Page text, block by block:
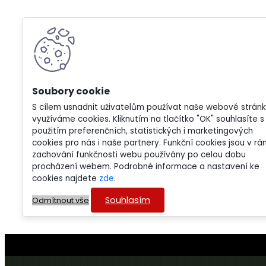
S cílem usnadnit uživatelům používat naše webové
využíváme cookies. Kliknutím na tlačítko "OK" souhlasíte s
použitím preferenčních, statistických i marketingových
cookies pro nás i naše partnery. Funkční cookies jsou v
zachování funkčnosti webu používány po celou dobu
procházení webem. Podrobné informace a nastavení ke
cookies najdete zde.
Odmítnout vše Souhlasím